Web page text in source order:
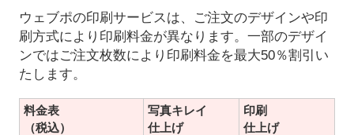
ウェブポの印刷サービスは、ご注文のデザインや印
刷方式により印刷料金が異なります。一部のデザイ
ンではご注文枚数により印刷料金を最大50％割引い
たします。
料金表
（税込）
写真キレイ
仕上げ
印刷
仕上げ